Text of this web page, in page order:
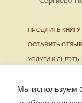
Мы используем
ПРОДЛИТЬ КНИГУ
ОСТАВИТЬ ОТЗЫВ
УСЛУГИ И